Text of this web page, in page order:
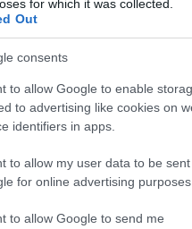
for which it was collected.
Out
consents
to allow Google to enable
to advertising like cookies on
identifiers in apps.
to allow my user data to be
for online advertising purposes.
to allow Google to send me
για το περιβάλλον και
νησιά και επενδύσεις
μέτωπα για την
βιομηχανίας